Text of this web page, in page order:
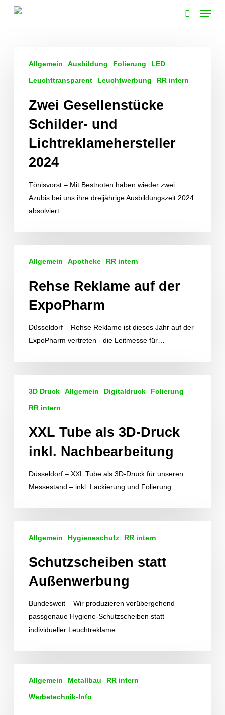
Menu
Gesellenstücke
Schilder-
Lichtreklamehersteller
Allgemein Ausbildung Folierung LED
Leuchttransparent Leuchtwerbung RR intern
Zwei Gesellenstücke
Schilder- und
Lichtreklamehersteller
2024
Tönisvorst – Mit Bestnoten haben wieder zwei
Azubis bei uns ihre dreijährige Ausbildungszeit 2024
absolviert.
Reklame
ExpoPharm
Allgemein Apotheke RR intern
Rehse Reklame auf der
ExpoPharm
Düsseldorf – Rehse Reklame ist dieses Jahr auf der
ExpoPharm vertreten - die Leitmesse für…
Tube
Druck
3D Druck Allgemein Digitaldruck Folierung
RR intern
XXL Tube als 3D-Druck
inkl. Nachbearbeitung
Düsseldorf – XXL Tube als 3D-Druck für unseren
Messestand – inkl. Lackierung und Folierung
Allgemein Hygieneschutz RR intern
Schutzscheiben statt
Außenwerbung
Bundesweit – Wir produzieren vorübergehend
passgenaue Hygiene-Schutzscheiben statt
individueller Leuchtreklame.
Lackierhalle:
Aufbau
Allgemein Metallbau RR intern
Werbetechnik-Info